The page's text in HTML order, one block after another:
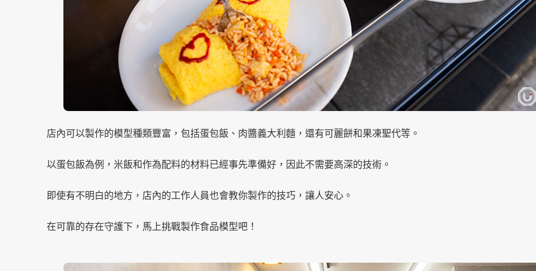
店內可以製作的模型種類豐富，包括蛋包飯、肉醬義大利麵，還有可麗餅和果凍聖代等。
以蛋包飯為例，米飯和作為配料的材料已經事先準備好，因此不需要高深的技術。
即使有不明白的地方，店內的工作人員也會教你製作的技巧，讓人安心。
在可靠的存在守護下，馬上挑戰製作食品模型吧！